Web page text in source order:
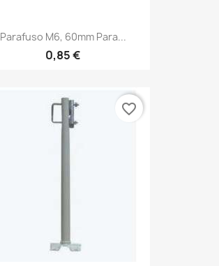
Parafuso M6, 60mm Para...
0,85 €
favorite_border